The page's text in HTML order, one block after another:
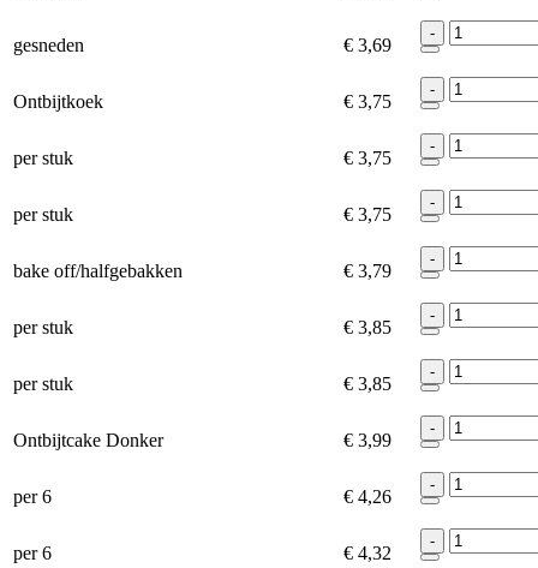
gesneden € 3,69
-
Ontbijtkoek € 3,75
-
per stuk € 3,75
-
per stuk € 3,75
-
bake off/halfgebakken € 3,79
-
per stuk € 3,85
-
per stuk € 3,85
-
Ontbijtcake Donker € 3,99
-
per 6 € 4,26
-
per 6 € 4,32
-